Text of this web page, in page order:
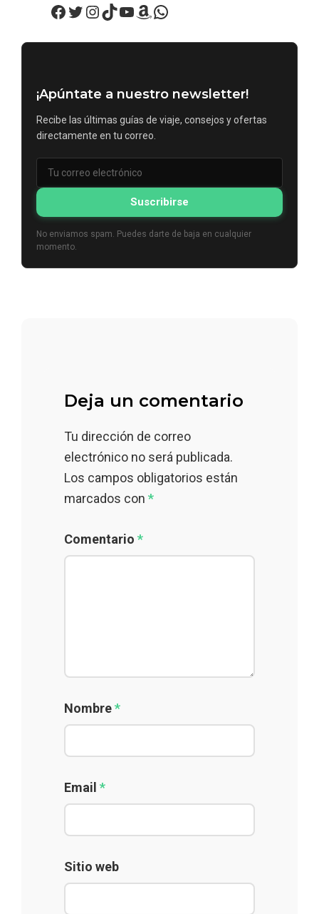
Facebook
Twitter
Instagram
TikTok
YouTube
Amazon
WhatsApp
¡Apúntate a nuestro newsletter!
Recibe las últimas guías de viaje, consejos y ofertas
directamente en tu correo.
Suscribirse
No enviamos spam. Puedes darte de baja en cualquier
momento.
Deja un comentario
Tu dirección de correo
electrónico no será publicada.
Los campos obligatorios están
marcados con *
Comentario *
Nombre*
Email *
Sitio web